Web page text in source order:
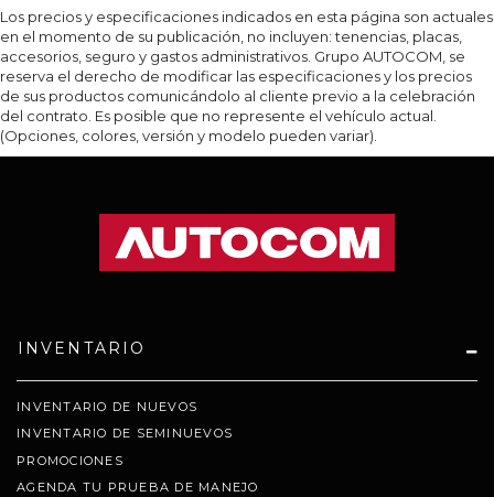
Los precios y especificaciones indicados en esta página son actuales
en el momento de su publicación, no incluyen: tenencias, placas,
accesorios, seguro y gastos administrativos. Grupo AUTOCOM, se
reserva el derecho de modificar las especificaciones y los precios
de sus productos comunicándolo al cliente previo a la celebración
del contrato. Es posible que no represente el vehículo actual.
(Opciones, colores, versión y modelo pueden variar).
INVENTARIO
INVENTARIO DE NUEVOS
INVENTARIO DE SEMINUEVOS
PROMOCIONES
AGENDA TU PRUEBA DE MANEJO